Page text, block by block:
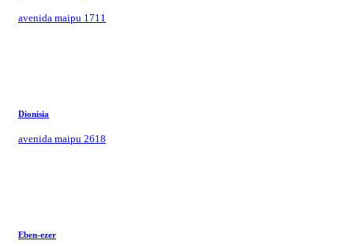
avenida maipu 1711
Dionisia
avenida maipu 2618
Eben-ezer